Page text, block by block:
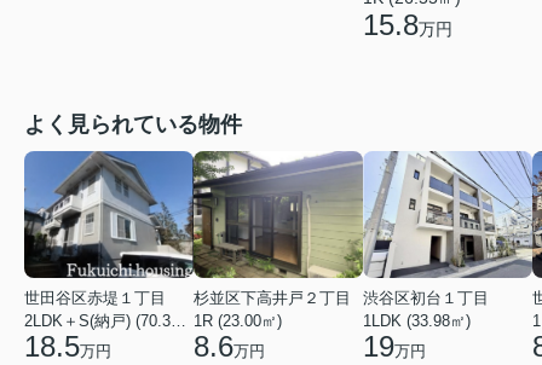
15.8万円
よく見られている物件
世田谷区赤堤１丁目
2LDK＋S(納戸) (70.38㎡)
18.5万円
杉並区下高井戸２丁目
1R (23.00㎡)
8.6万円
渋谷区初台１丁目
1LDK (33.98㎡)
19万円